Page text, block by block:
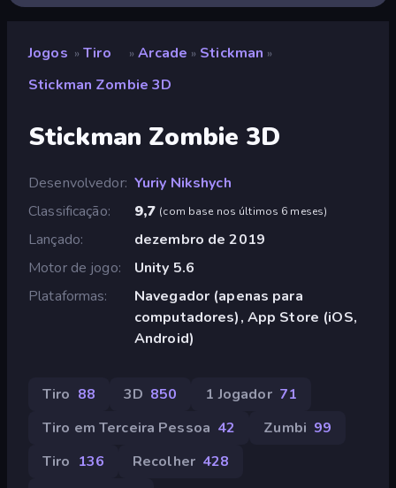
Jogos » Tiro » Arcade » Stickman »
Stickman Zombie 3D
Stickman Zombie 3D
Desenvolvedor Yuriy Nikshych
Classificação
9,7 (com base nos últimos 6 meses)
Lançado
dezembro de 2019
Motor de jogo
Unity 5.6
Plataformas
Navegador (apenas para
computadores), App Store (iOS,
Android)
Tiro 88 3D 850 1 Jogador 71
Tiro em Terceira Pessoa 42 Zumbi 99
Tiro 136 Recolher 428